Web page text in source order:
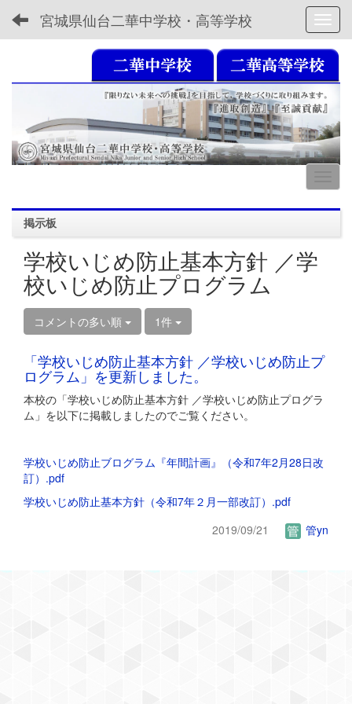
宮城県仙台二華中学校・高等学校
掲示板
学校いじめ防止基本方針 ／学
校いじめ防止プログラム
コメントの多い順 1件
「学校いじめ防止基本方針 ／学校いじめ防止プ
ログラム」を更新しました。
本校の「学校いじめ防止基本方針 ／学校いじめ防止プログラ
ム」を以下に掲載しましたのでご覧ください。
学校いじめ防止ブログラム『年間計画』（令和7年2月28日改
訂）.pdf
学校いじめ防止基本方針（令和7年２月一部改訂）.pdf
2019/09/21
管yn